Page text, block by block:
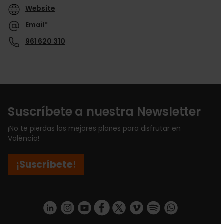
Website
Email*
961 620 310
Suscríbete a nuestra Newsletter
¡No te pierdas los mejores planes para disfrutar en
València!
¡Suscríbete!
https://www.linkedin.com/company/turismo-valencia/mycompany/
https://www.instagram.com/visit_valencia/
https://www.youtube.com/user/
https://www.facebook.com/
https://twitter.com/
https://vimeo.com/
https://https://api.whatsapp.com/